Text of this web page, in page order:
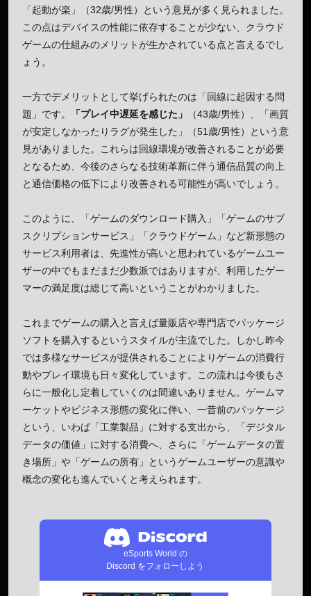
「起動が楽」（32歳/男性）という意見が多く見られました。
この点はデバイスの性能に依存することが少ない、クラウド
ゲームの仕組みのメリットが生かされている点と言えるでし
ょう。
一方でデメリットとして挙げられたのは「回線に起因する問
題」です。
「プレイ中遅延を感じた」
（43歳/男性）、「画質
が安定しなかったりラグが発生した」（51歳/男性）という意
見がありました。これらは回線環境が改善されることが必要
となるため、今後のさらなる技術革新に伴う通信品質の向上
と通信価格の低下により改善される可能性が高いでしょう。
このように、「ゲームのダウンロード購入」「ゲームのサブ
スクリプションサービス」「クラウドゲーム」など新形態の
サービス利用者は、先進性が高いと思われているゲームユー
ザーの中でもまだまだ少数派ではありますが、利用したゲー
マーの満足度は総じて高いということがわかりました。
これまでゲームの購入と言えば量販店や専門店でパッケージ
ソフトを購入するというスタイルが主流でした。しかし昨今
では多様なサービスが提供されることによりゲームの消費行
動やプレイ環境も日々変化しています。この流れは今後もさ
らに一般化し定着していくのは間違いありません。ゲームマ
ーケットやビジネス形態の変化に伴い、一昔前のパッケージ
という、いわば「工業製品」に対する支出から、「デジタル
データの価値」に対する消費へ、さらに「ゲームデータの置
き場所」や「ゲームの所有」というゲームユーザーの意識や
概念の変化も進んでいくと考えられます。
eSports World の
Discord をフォローしよう